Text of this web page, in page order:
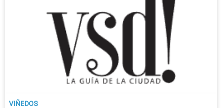
VIÑEDOS